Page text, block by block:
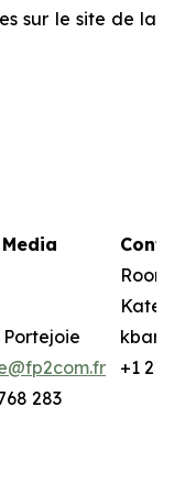
sur le site de la
283
Kate
+1